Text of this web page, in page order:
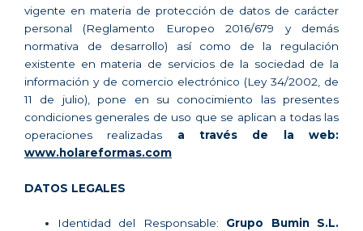
vigente en materia de protección de datos de carácter
personal (Reglamento Europeo 2016/679 y demás
normativa de desarrollo) así como de la regulación
existente en materia de servicios de la sociedad de la
información y de comercio electrónico (Ley 34/2002, de
11 de julio), pone en su conocimiento las presentes
condiciones generales de uso que se aplican a todas las
operaciones realizadas a través de la web:
www.holareformas.com
DATOS LEGALES
Identidad del Responsable: Grupo Bumin S.L.